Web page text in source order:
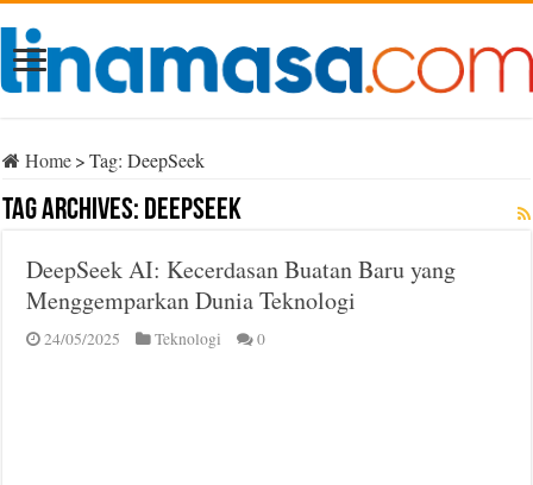
Home> Tag:DeepSeek
Tag Archives: DeepSeek
DeepSeek AI: Kecerdasan Buatan Baru yang
Menggemparkan Dunia Teknologi
24/05/2025 Teknologi 0